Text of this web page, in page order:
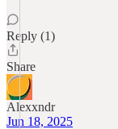
Reply (1)
Share
Alexxndr
Jun 18, 2025